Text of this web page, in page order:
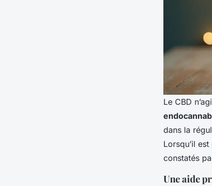
Le CBD
dans la
Lorsqu’il
constatés
Une aide